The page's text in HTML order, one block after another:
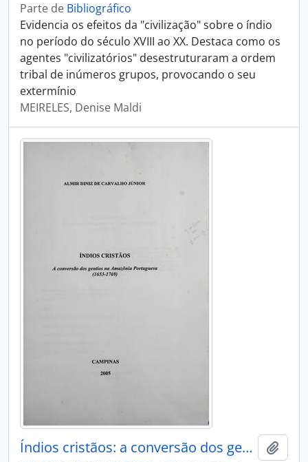
Parte de Bibliográfico
Evidencia os efeitos da "civilização" sobre o índio
no período do século XVIII ao XX. Destaca como os
agentes "civilizatórios" desestruturaram a ordem
tribal de inúmeros grupos, provocando o seu
extermínio
MEIRELES, Denise Maldi
Índios cristãos: a conversão dos gentios na Amazonia portuguesa (1653-1769)